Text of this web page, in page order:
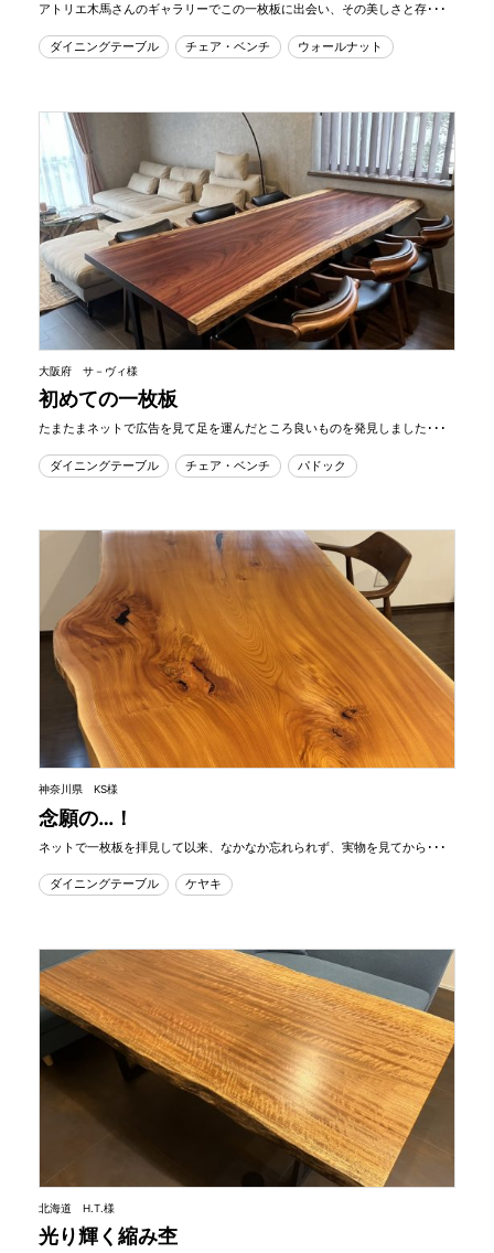
アトリエ木馬さんのギャラリーでこの一枚板に出会い、その美しさと存･･･
ダイニングテーブル チェア・ベンチ ウォールナット
大阪府 サ－ヴィ様
初めての一枚板
たまたまネットで広告を見て足を運んだところ良いものを発見しました･･･
ダイニングテーブル チェア・ベンチ パドック
神奈川県 KS様
念願の…！
ネットで一枚板を拝見して以来、なかなか忘れられず、実物を見てから･･･
ダイニングテーブル ケヤキ
北海道 H.T.様
光り輝く縮み杢